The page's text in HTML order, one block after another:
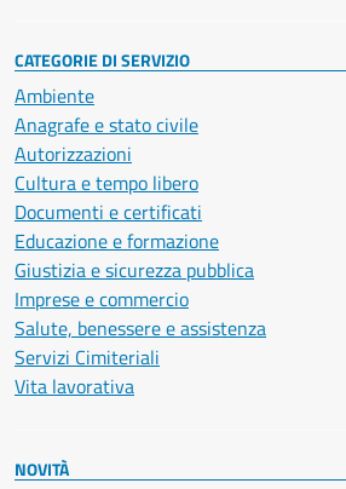
CATEGORIE DI SERVIZIO
Ambiente
Anagrafe e stato civile
Autorizzazioni
Cultura e tempo libero
Documenti e certificati
Educazione e formazione
Giustizia e sicurezza pubblica
Imprese e commercio
Salute, benessere e assistenza
Servizi Cimiteriali
Vita lavorativa
NOVITÀ